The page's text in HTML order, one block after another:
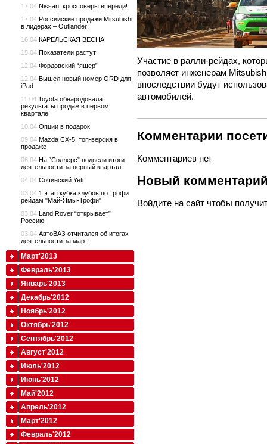
Участие в ралли-рейдах,
позволяет инженерам
впоследствии будут
автомобилей.
Комментарии
Комментариев нет
Новый
Войдите на сайт чтобы
17.04 Nissan: кроссоверы впереди!
17.04 Российские продажи Mitsubishi:
в лидерах – Outlander!
16.04 КАРЕЛЬСКАЯ ВЕСНА
15.04 Показатели растут
12.04 Фордовский “ящер”
12.04 Вышел новый номер ORD для
iPad
11.04 Toyota обнародовала
результаты продаж в первом
квартале
10.04 Опции в подарок
09.04 Mazda CX-5: топ-версия в
продаже
06.04 На “Соллерс” подвели итоги
деятельности за первый квартал
04.04 Сочинский Yeti
03.04 1 этап кубка клубов по трофи
рейдам "Май-Ямы-Трофи"
03.04 Land Rover “открывает”
Россию
03.04 АвтоВАЗ отчитался об итогах
деятельности за март
Март'2013
Февраль'2013
Январь'2013
Декабрь'2012
Ноябрь'2012
Октябрь'2012
Сентябрь'2012
Август'2012
Июль'2012
Июнь'2012
Май'2012
Апрель'2012
Март'2012
Февраль'2012